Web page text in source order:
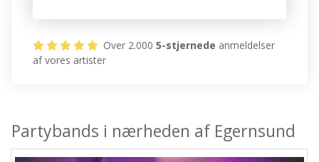
Over 2.0005-stjernede anmeldelser
af vores artister
Partybands i nærheden af Egernsund